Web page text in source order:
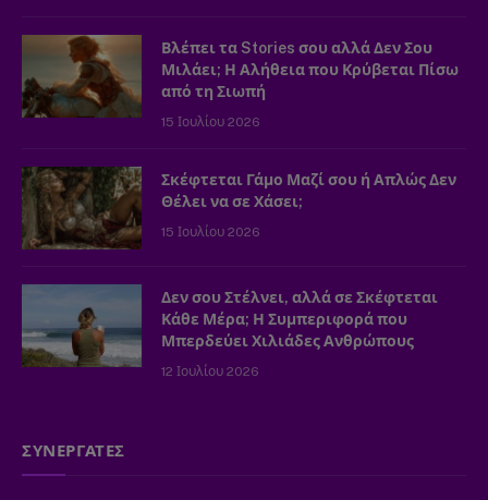
Βλέπει τα Stories σου αλλά Δεν Σου
Μιλάει; Η Αλήθεια που Κρύβεται Πίσω
από τη Σιωπή
15 Ιουλίου 2026
Σκέφτεται Γάμο Μαζί σου ή Απλώς Δεν
Θέλει να σε Χάσει;
15 Ιουλίου 2026
Δεν σου Στέλνει, αλλά σε Σκέφτεται
Κάθε Μέρα; Η Συμπεριφορά που
Μπερδεύει Χιλιάδες Ανθρώπους
12 Ιουλίου 2026
ΣΥΝΕΡΓΑΤΕΣ